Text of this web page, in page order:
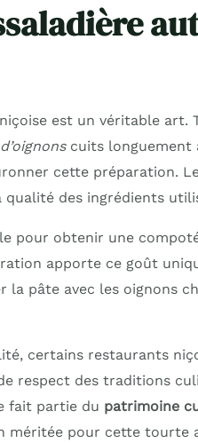
est un véritable art.
cuits longuement
cette préparation.
qualité des ingrédients
pour obtenir une
apporte ce goût
la pâte avec les oignons
certains restaurants
respect des traditions
fait partie du patrimoine
méritée pour cette tourte